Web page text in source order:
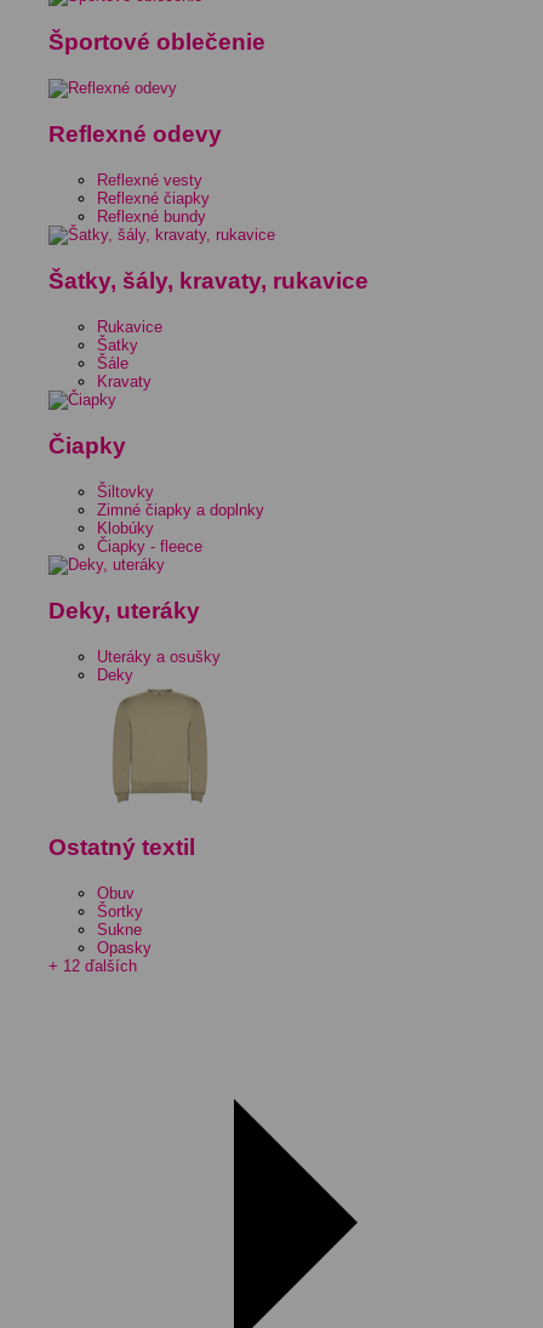
Športové oblečenie
Reflexné odevy
Reflexné vesty
Reflexné čiapky
Reflexné bundy
Šatky, šály, kravaty, rukavice
Rukavice
Šatky
Šále
Kravaty
Čiapky
Šiltovky
Zimné čiapky a doplnky
Klobúky
Čiapky - fleece
Deky, uteráky
Uteráky a osušky
Deky
Ostatný textil
Obuv
Šortky
Sukne
Opasky
+ 12 ďalších